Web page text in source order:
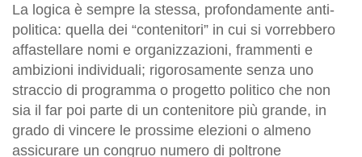
La logica è sempre la stessa, profondamente anti-
politica: quella dei “contenitori” in cui si vorrebbero
affastellare nomi e organizzazioni, frammenti e
ambizioni individuali; rigorosamente senza uno
straccio di programma o progetto politico che non
sia il far poi parte di un contenitore più grande, in
grado di vincere le prossime elezioni o almeno
assicurare un congruo numero di poltrone